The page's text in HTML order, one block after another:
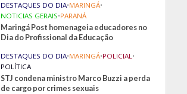
DESTAQUES DO DIA•MARINGÁ•
NOTICIAS GERAIS•PARANÁ
Maringá Post homenageia educadores no
Dia do Profissional da Educação
DESTAQUES DO DIA•MARINGÁ•POLICIAL•
POLÍTICA
STJ condena ministro Marco Buzzi a perda
de cargo por crimes sexuais